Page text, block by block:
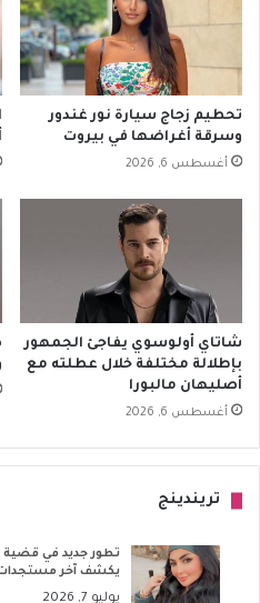
تحطيم زجاج سيارة نور غندور
وسرقة أغراضها في بيروت
أغسطس 6, 2026
شاتاي أولوسوي يفاجئ الجمهور
بإطلالة مختلفة خلال عطلته مع
أصليهان مالبورا
أغسطس 6, 2026
تريندينج
تطور جديد في قضية
يكشف آخر مستجدات
يوليو 7, 2026